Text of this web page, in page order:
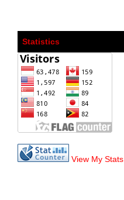
Statistics
View My Stats